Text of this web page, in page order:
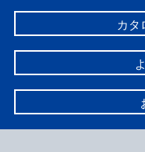
カタ